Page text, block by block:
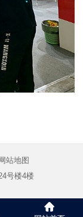
网站地图
号楼4楼